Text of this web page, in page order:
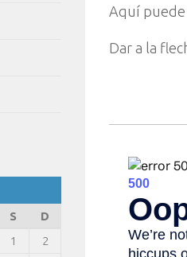
Aquí puede
Dar a la
S
D
1
2